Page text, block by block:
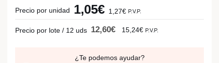
Precio por unidad 1,05€ 1,27€ P.V.P.
Precio por lote / 12 uds 12,60€ 15,24€ P.V.P.
¿Te podemos ayudar?